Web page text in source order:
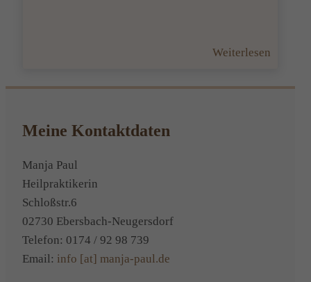
Weiterlesen
oder
Meine Kontaktdaten
Manja Paul
Heilpraktikerin
Schloßstr.6
02730 Ebersbach-Neugersdorf
Telefon: 0174 / 92 98 739
Email: info [at] manja-paul.de